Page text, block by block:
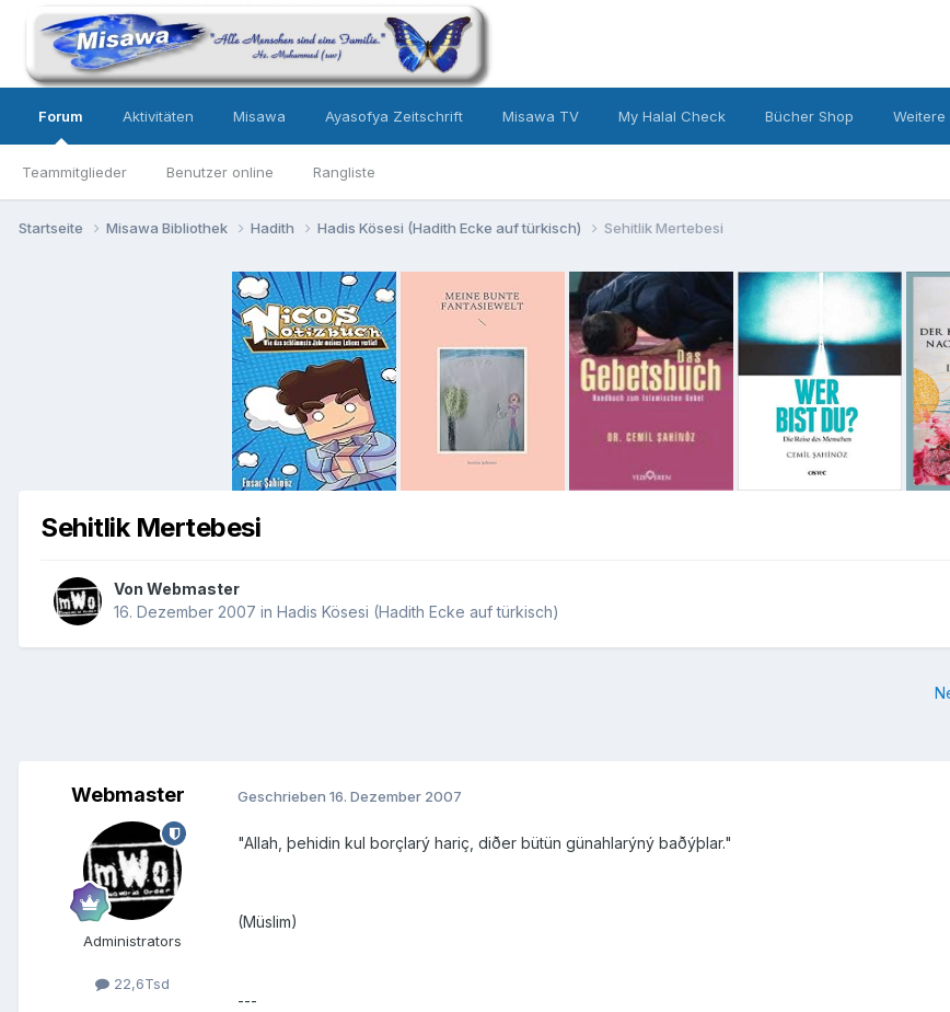
Forum
Teammitglieder Benutzer online Rangliste
Aktivitäten Misawa Ayasofya Zeitschrift Misawa TV My Halal Check Bücher Shop Weitere
Startseite Misawa Bibliothek Hadith Hadis Kösesi (Hadith Ecke auf türkisch) Sehitlik Mertebesi
Sehitlik Mertebesi
Von Webmaster
16. Dezember 2007 in Hadis Kösesi (Hadith Ecke auf türkisch)
Webmaster
Administrators
22,6Tsd
Geschrieben 16. Dezember 2007
"Allah, þehidin kul borçlarý hariç, diðer bütün günahlarýný baðýþlar."
(Müslim)
---